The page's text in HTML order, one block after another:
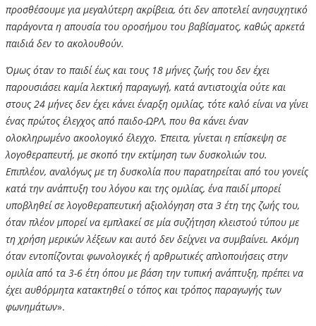
προσθέσουμε για μεγαλύτερη ακρίβεια, ότι δεν αποτελεί ανησυχητικό
παράγοντα η απουσία του οροσήμου του βαβίσματος, καθώς αρκετά
παιδιά δεν το ακολουθούν.
Όμως όταν το παιδί έως και τους 18 μήνες ζωής του δεν έχει
παρουσιάσει καμία λεκτική παραγωγή, κατά αντιστοιχία ούτε και
στους 24 μήνες δεν έχει κάνει έναρξη ομιλίας, τότε καλό είναι να γίνει
ένας πρώτος έλεγχος από παιδο-ΩΡΛ, που θα κάνει έναν
ολοκληρωμένο ακοολογικό έλεγχο. Έπειτα, γίνεται η επίσκεψη σε
λογοθεραπευτή, με σκοπό την εκτίμηση των δυσκολιών του.
Επιπλέον, αναλόγως με τη δυσκολία που παρατηρείται από του γονείς
κατά την ανάπτυξη του λόγου και της ομιλίας, ένα παιδί μπορεί
υποβληθεί σε λογοθεραπευτική αξιολόγηση στα 3 έτη της ζωής του,
όταν πλέον μπορεί να εμπλακεί σε μία συζήτηση κλειστού τύπου με
τη χρήση μερικών λέξεων και αυτό δεν δείχνει να συμβαίνει. Ακόμη
όταν εντοπίζονται φωνολογικές ή αρθρωτικές απλοποιήσεις στην
ομιλία από τα 3-6 έτη όπου με βάση την τυπική ανάπτυξη, πρέπει να
έχει αυθόρμητα κατακτηθεί ο τόπος και τρόπος παραγωγής των
φωνημάτων».